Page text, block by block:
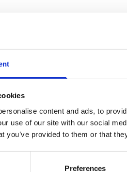
content and ads, to
use of our site with our social
you’ve provided to them or that
Preferences
een bedrijfsarts, bij
2025